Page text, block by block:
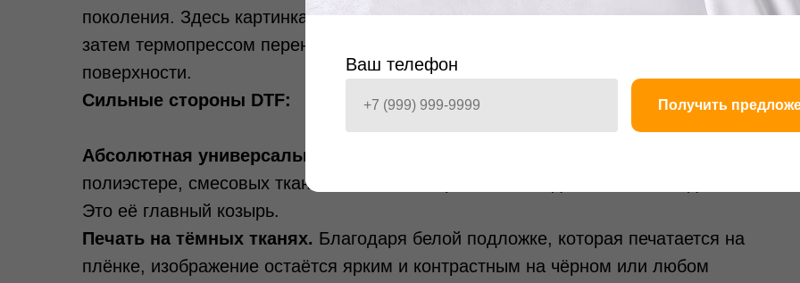
Ваш телефон
Получить
поколения. Здесь картинка печатается на плёнку, снабжается клеевым слоем и
затем термопрессом переносится на изделие, «привариваясь» к его
поверхности.
Сильные стороны DTF:
Абсолютная универсальность по материалам.
полиэстере, смесовых тканях, нейлоне, шерсти, коже и даже готовых изделиях.
Это её главный козырь.
Печать на тёмных тканях. Благодаря белой подложке, которая печатается на
плёнке, изображение остаётся ярким и контрастным на чёрном или любом